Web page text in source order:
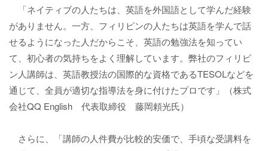
「ネイティブの人たちは、英語を外国語として学んだ経験
がありません。一方、フィリピンの人たちは英語を学んで話
せるようになった人だからこそ、英語の勉強法を知ってい
て、初心者の気持ちをよく理解しています。弊社のフィリピ
ン人講師は、英語教授法の国際的な資格であるTESOLなどを
通じて、全員が適切な指導法を身に付けたプロです」（株式
会社QQ English 代表取締役 藤岡頼光氏）
さらに、「講師の人件費が比較的安価で、手頃な受講料を